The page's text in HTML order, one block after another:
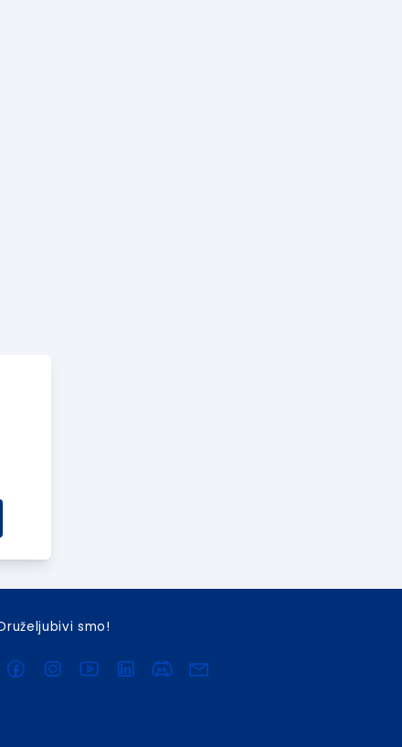
smo!